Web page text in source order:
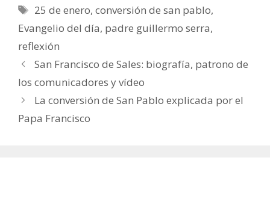
Etiquetas
25 de enero,conversión de san pablo,
Evangelio del día, padre guillermo serra,
reflexión
San Francisco de Sales: biografía, patrono de
los comunicadores y vídeo
La conversión de San Pablo explicada por el
Papa Francisco